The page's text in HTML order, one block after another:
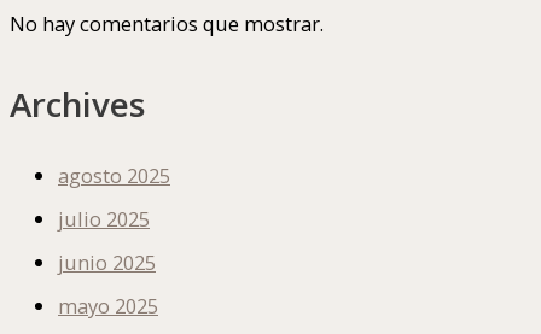
No hay comentarios que mostrar.
Archives
agosto 2025
julio 2025
junio 2025
mayo 2025